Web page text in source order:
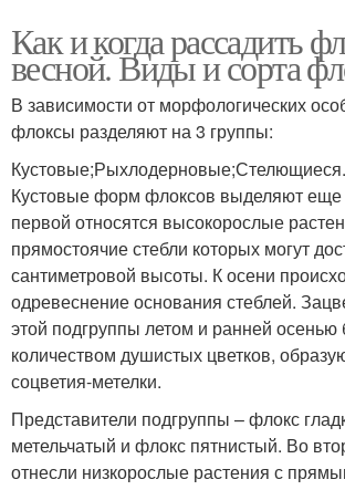
Как и когда рассадить
весной. Виды и сорта
В зависимости от морфологических
флоксы разделяют на 3 группы:
Кустовые;Рыхлодерновые;Стелющиеся.
Кустовые форм флоксов выделяют еще
первой относятся высокорослые
прямостоячие стебли которых могут
сантиметровой высоты. К осени
одревеснение основания стеблей.
этой подгруппы летом и ранней
количеством душистых цветков,
соцветия-метелки.
Представители подгруппы – флокс
метельчатый и флокс пятнистый. Во
отнесли низкорослые растения с